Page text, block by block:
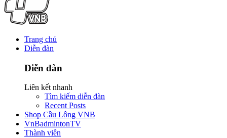
Trang chủ
Diễn đàn
Diễn đàn
Liên kết nhanh
Tìm kiếm diễn đàn
Recent Posts
Shop Cầu Lông VNB
VnBadmintonTV
Thành viên